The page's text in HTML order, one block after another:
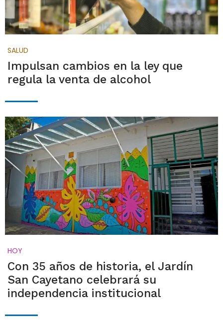
SALUD
Impulsan cambios en la ley que
regula la venta de alcohol
HOY
Con 35 años de historia, el Jardín
San Cayetano celebrará su
independencia institucional